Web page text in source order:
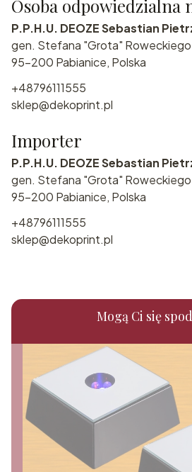
Osoba odpowiedzialna
P.P.H.U. DEOZE Sebastian
gen. Stefana "Grota"
95-200 Pabianice, Polska
+48796111555
sklep@dekoprint.pl
Importer
P.P.H.U. DEOZE Sebastian
gen. Stefana "Grota"
95-200 Pabianice, Polska
+48796111555
sklep@dekoprint.pl
Mogą Ci się